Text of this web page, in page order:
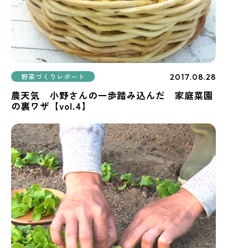
野菜づくりレポート 2017.08.28
農天気 小野さんの一歩踏み込んだ 家庭菜園
の裏ワザ【vol.4】